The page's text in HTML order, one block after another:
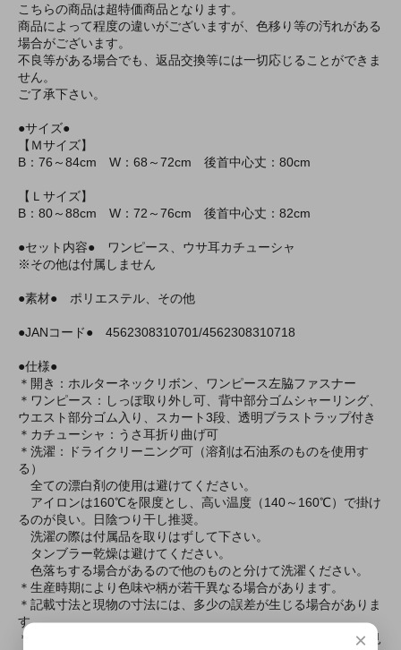
こちらの商品は超特価商品となります。
商品によって程度の違いがございますが、色移り等の汚れがある
場合がございます。
不良等がある場合でも、返品交換等には一切応じることができま
せん。
ご了承下さい。
●サイズ●
【Ｍサイズ】
B：76～84cm W：68～72cm 後首中心丈：80cm
【Ｌサイズ】
B：80～88cm W：72～76cm 後首中心丈：82cm
●セット内容● ワンピース、ウサ耳カチューシャ
※その他は付属しません
●素材● ポリエステル、その他
●JANコード● 4562308310701/4562308310718
●仕様●
＊開き：ホルターネックリボン、ワンピース左脇ファスナー
＊ワンピース：しっぽ取り外し可、背中部分ゴムシャーリング、
ウエスト部分ゴム入り、スカート3段、透明ブラストラップ付き
＊カチューシャ：うさ耳折り曲げ可
＊洗濯：ドライクリーニング可（溶剤は石油系のものを使用す
る）
全ての漂白剤の使用は避けてください。
アイロンは160℃を限度とし、高い温度（140～160℃）で掛け
るのが良い。日陰つり干し推奨。
洗濯の際は付属品を取りはずして下さい。
タンブラー乾燥は避けてください。
色落ちする場合があるので他のものと分けて洗濯ください。
＊生産時期により色味や柄が若干異なる場合があります。
＊記載寸法と現物の寸法には、多少の誤差が生じる場合がありま
す。
＊ご覧頂いている環境によっては、画像の色と現物が異なって見
×